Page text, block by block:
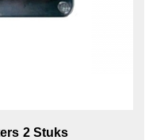
2 Stuks